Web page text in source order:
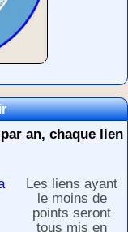
an, chaque lien
Les liens ayant
le moins de
points seront
tous mis en